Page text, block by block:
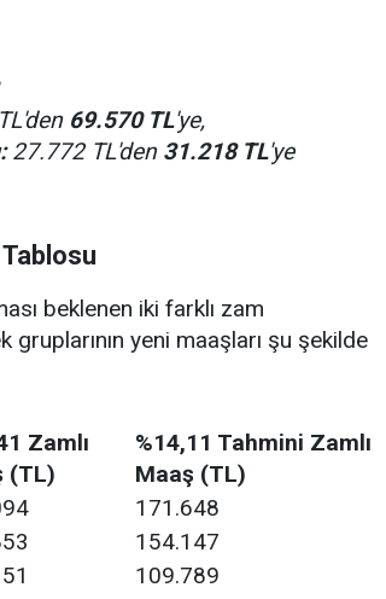
69.570 TL'ye,
27.772 TL'den 31.218 TL'ye
beklenen iki farklı zam
yeni maaşları şu şekilde
Zamlı
(TL)
%14,11 Tahmini Zamlı
Maaş (TL)
171.648
154.147
109.789